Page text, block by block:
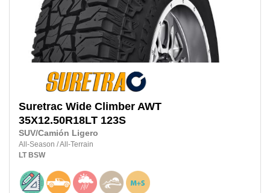
Suretrac Wide Climber AWT
35X12.50R18LT 123S
SUV/Camión Ligero
All-Season /All-Terrain
LT BSW